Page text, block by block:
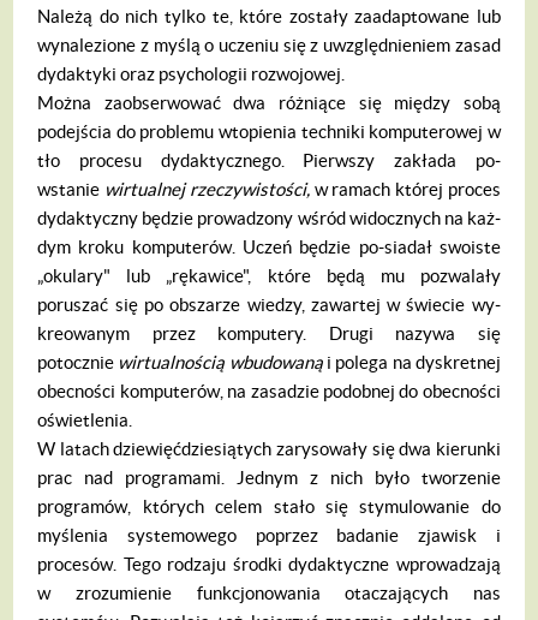
Należą do nich tylko te, które zostały zaadaptowane lub
wynale­zione z myślą o uczeniu się z uwzględnie­niem zasad
dydaktyki oraz psychologii roz­wojowej.
Można zaobserwować dwa różniące się między sobą
podejścia do problemu wto­pienia techniki komputerowej w
tło proce­su dydaktycznego. Pierwszy zakłada po­
wstanie wirtualnej rzeczywistości, w ra­mach której proces
dydaktyczny będzie prowadzony wśród widocznych na każ­
dym kroku komputerów. Uczeń będzie po-siadał swoiste
„okulary" lub „rękawice", które będą mu pozwalały
poruszać się po obszarze wiedzy, zawartej w świecie wy­
kreowanym przez komputery. Drugi nazy­wa się
potocznie wirtualnością wbudowa­ną i polega na dyskretnej
obecności kom­puterów, na zasadzie podobnej do obec­ności
oświetlenia.
W latach dziewięćdziesiątych zarysowały się dwa kierunki
prac nad programa­mi. Jednym z nich było tworzenie
progra­mów, których celem stało się stymulowa­nie do
myślenia systemowego poprzez badanie zjawisk i
procesów. Tego rodzaju środki dydaktyczne wprowadzają
w zrozumienie funkcjonowania otaczających nas